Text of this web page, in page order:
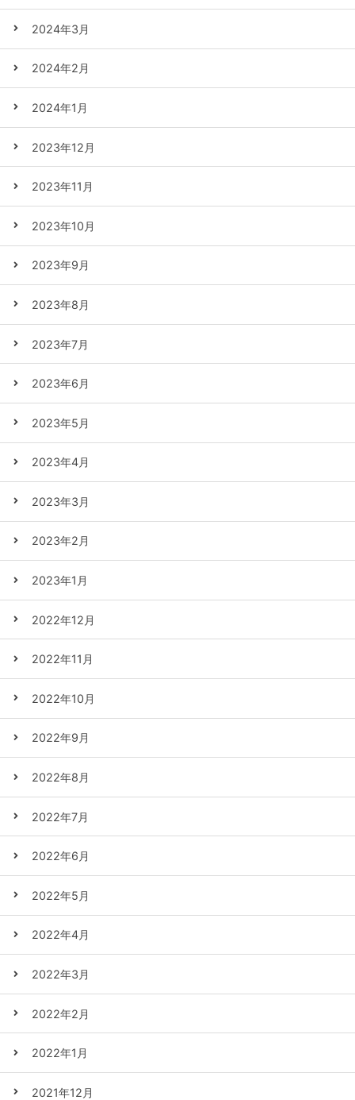
2024年3月
2024年2月
2024年1月
2023年12月
2023年11月
2023年10月
2023年9月
2023年8月
2023年7月
2023年6月
2023年5月
2023年4月
2023年3月
2023年2月
2023年1月
2022年12月
2022年11月
2022年10月
2022年9月
2022年8月
2022年7月
2022年6月
2022年5月
2022年4月
2022年3月
2022年2月
2022年1月
2021年12月